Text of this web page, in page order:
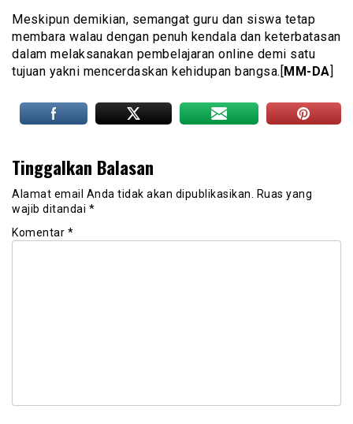
Meskipun demikian, semangat guru dan siswa tetap
membara walau dengan penuh kendala dan keterbatasan
dalam melaksanakan pembelajaran online demi satu
tujuan yakni mencerdaskan kehidupan bangsa.[ MM-DA
Tinggalkan Balasan
Alamat email Anda tidak akan dipublikasikan.
Ruas yang
wajib ditandai *
Komentar *